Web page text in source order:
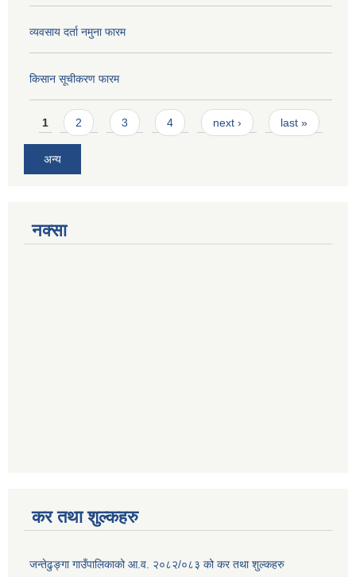
व्यवसाय दर्ता नमुना फारम
किसान सूचीकरण फारम
Pages
1 2 3 4 next › last »
अन्य
नक्सा
कर तथा शुल्कहरु
जन्तेढुङ्गा गाउँपालिकाको आ.व. २०८२/०८३ को कर तथा शुल्कहरु